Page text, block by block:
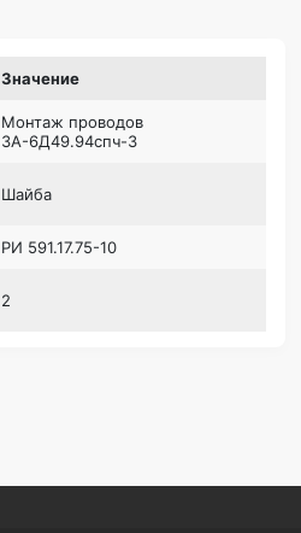
Значение
Монтаж проводов
3А-6Д49.94спч-3
Шайба
РИ 591.17.75-10
2